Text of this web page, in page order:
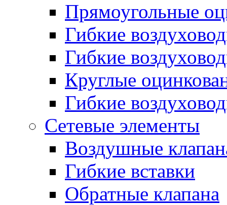
Прямоугольные
Гибкие
Гибкие
Круглые
Гибкие
Сетевые элементы
Воздушные
Гибкие вставки
Обратные клапана